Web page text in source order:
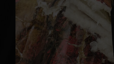
Boucles d'oreilles